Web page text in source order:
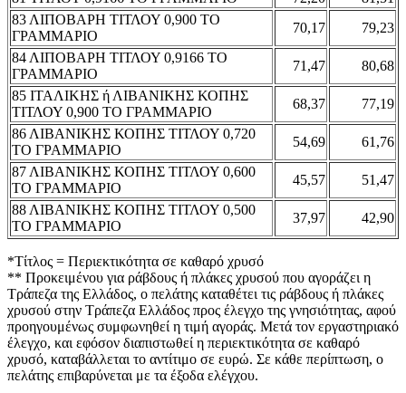
83 ΛΙΠΟΒΑΡΗ ΤΙΤΛΟΥ 0,900 ΤΟ
ΓΡΑΜΜΑΡΙΟ
70,17
79,23
84 ΛΙΠΟΒΑΡΗ ΤΙΤΛΟΥ 0,9166 ΤΟ
ΓΡΑΜΜΑΡΙΟ
71,47
80,68
85 ΙΤΑΛΙΚΗΣ ή ΛΙΒΑΝΙΚΗΣ ΚΟΠΗΣ
ΤΙΤΛΟΥ 0,900 ΤΟ ΓΡΑΜΜΑΡΙΟ
68,37
77,19
86 ΛΙΒΑΝΙΚΗΣ ΚΟΠΗΣ ΤΙΤΛΟΥ 0,720
ΤΟ ΓΡΑΜΜΑΡΙΟ
54,69
61,76
87 ΛΙΒΑΝΙΚΗΣ ΚΟΠΗΣ ΤΙΤΛΟΥ 0,600
ΤΟ ΓΡΑΜΜΑΡΙΟ
45,57
51,47
88 ΛΙΒΑΝΙΚΗΣ ΚΟΠΗΣ ΤΙΤΛΟΥ 0,500
ΤΟ ΓΡΑΜΜΑΡΙΟ
37,97 42,90
*Τίτλος = Περιεκτικότητα σε καθαρό χρυσό
** Προκειμένου για ράβδους ή πλάκες χρυσού που αγοράζει η
Τράπεζα της Ελλάδος, ο πελάτης καταθέτει τις ράβδους ή πλάκες
χρυσού στην Τράπεζα Ελλάδος προς έλεγχο της γνησιότητας, αφού
προηγουμένως συμφωνηθεί η τιμή αγοράς. Μετά τον εργαστηριακό
έλεγχο, και εφόσον διαπιστωθεί η περιεκτικότητα σε καθαρό
χρυσό, καταβάλλεται το αντίτιμο σε ευρώ. Σε κάθε περίπτωση, ο
πελάτης επιβαρύνεται με τα έξοδα ελέγχου.